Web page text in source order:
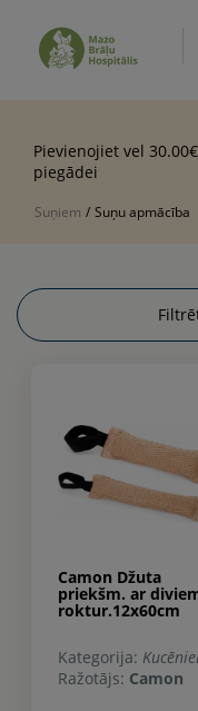
Pievienojiet vel
piegādei
Suņiem / Suņu apmācība
Camon Džuta
priekšm. ar
roktur.12x60cm
Kategorija:
Ražotājs: Camon